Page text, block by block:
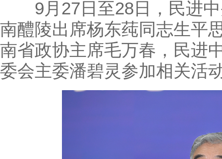
9月27日至28日，民进中
南醴陵出席杨东莼同志生平
南省政协主席毛万春，民进
委会主委潘碧灵参加相关活